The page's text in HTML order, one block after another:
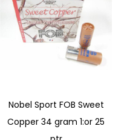
Nobel Sport FOB Sweet
Copper 34 gram 1:or 25